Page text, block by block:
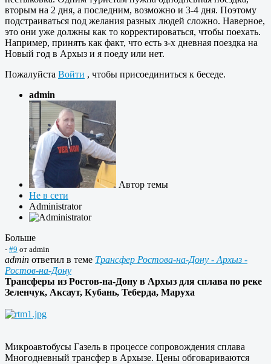
вторым на 2 дня, а последним, возможно и 3-4 дня. Поэтому
подстраиваться под желания разных людей сложно. Наверное,
это они уже должны как то корректироваться, чтобы поехать.
Например, принять как факт, что есть з-х дневная поездка на
Новый год в Архыз и я поеду или нет.
Пожалуйста Войти , чтобы присоединиться к беседе.
admin
Автор темы
Не в сети
Administrator
Больше
- #9 от admin
admin ответил в теме Трансфер Ростова-на-Дону - Архыз -
Ростов-на-Дону
Трансферы из Ростов-на-Дону в Архыз для сплава по реке
Зеленчук, Аксаут, Кубань, Теберда, Маруха
Микроавтобусы Газель в процессе сопровождения сплава
Многодневный трансфер в Архызе. Цены обговариваются